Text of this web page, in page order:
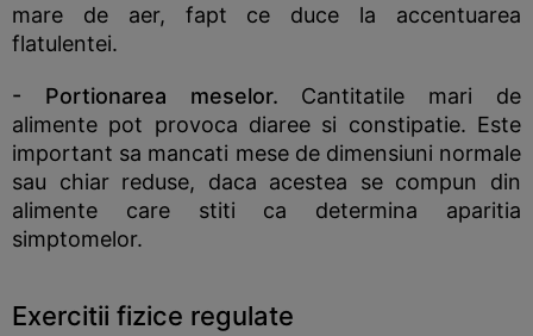
mare de aer, fapt ce duce la accentuarea
flatulentei.
- Portionarea meselor. Cantitatile mari de
alimente pot provoca diaree si constipatie. Este
important sa mancati mese de dimensiuni normale
sau chiar reduse, daca acestea se compun din
alimente care stiti ca determina aparitia
simptomelor.
Exercitii fizice regulate